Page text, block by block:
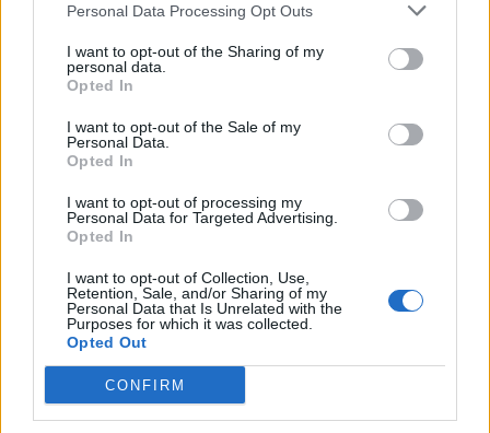
Personal Data Processing Opt Outs
I want to opt-out of the Sharing of my
personal data.
Opted In
I want to opt-out of the Sale of my
Personal Data.
Opted In
I want to opt-out of processing my
Personal Data for Targeted Advertising.
Opted In
I want to opt-out of Collection, Use,
Retention, Sale, and/or Sharing of my
Personal Data that Is Unrelated with the
Purposes for which it was collected.
Opted Out
CONFIRM
Publicidad